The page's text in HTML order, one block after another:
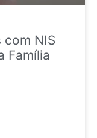
com NIS
Família